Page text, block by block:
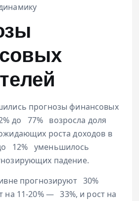
прогнозы финансовых
до
77% возросла доля
роста доходов в
12% уменьшилось
падение.
прогнозируют 30%
на 11-20% — 33%, и рост на